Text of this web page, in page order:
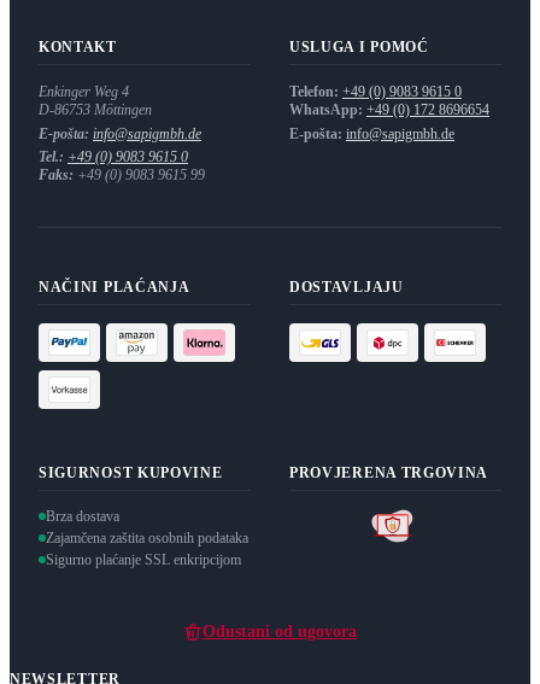
KONTAKT
Enkinger Weg 4
D-86753 Möttingen
E-pošta: info@sapigmbh.de
Tel.: +49 (0) 9083 9615 0
Faks: +49 (0) 9083 9615 99
USLUGA I POMOĆ
Telefon: +49 (0) 9083 9615 0
WhatsApp: +49 (0) 172 8696654
E-pošta: info@sapigmbh.de
NAČINI PLAĆANJA DOSTAVLJAJU
SIGURNOST KUPOVINE
Brza dostava
Zajamčena zaštita osobnih podataka
Sigurno plaćanje SSL enkripcijom
PROVJERENA TRGOVINA
Odustani od ugovora
NEWSLETTER